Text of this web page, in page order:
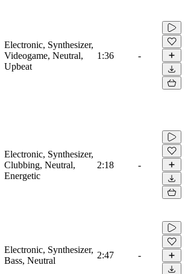
Electronic, Synthesizer,
Videogame, Neutral,
Upbeat
1:36 -
Electronic, Synthesizer,
Clubbing, Neutral,
Energetic
2:18 -
Electronic, Synthesizer,
Bass, Neutral
2:47 -